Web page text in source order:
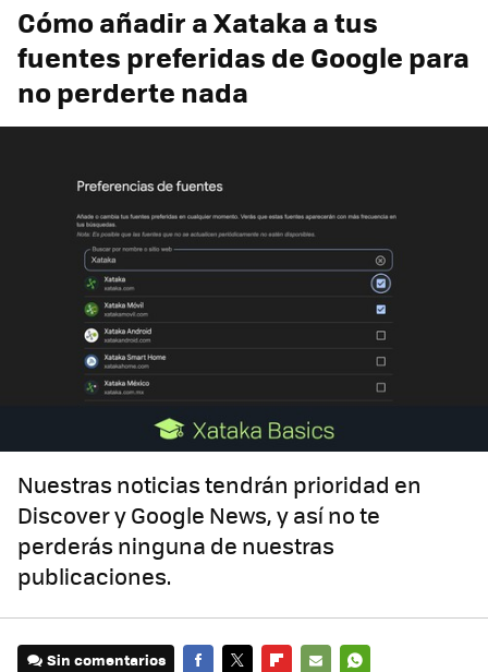
Cómo añadir a Xataka a tus
fuentes preferidas de Google para
no perderte nada
Nuestras noticias tendrán prioridad en
Discover y Google News, y así no te
perderás ninguna de nuestras
publicaciones.
Sin comentarios